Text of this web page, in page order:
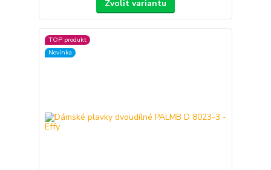
Zvolit variantu
TOP produkt
Novinka